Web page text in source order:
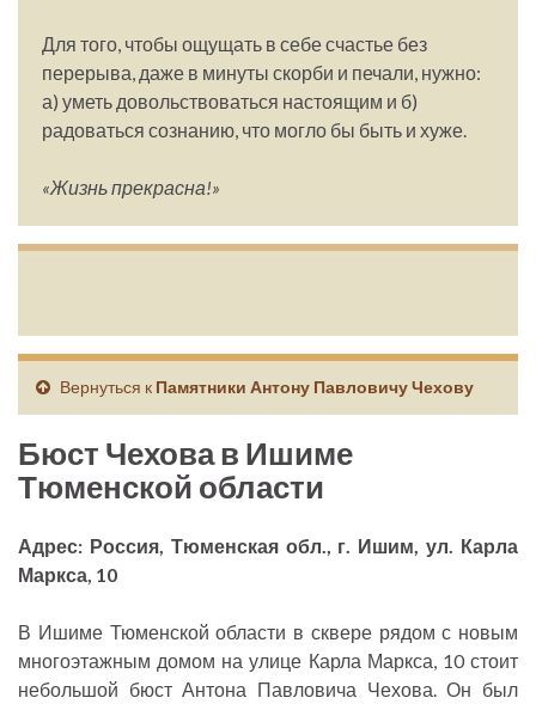
Для того, чтобы ощущать в себе счастье без
перерыва, даже в минуты скорби и печали, нужно:
а) уметь довольствоваться настоящим и б)
радоваться сознанию, что могло бы быть и хуже.
«Жизнь прекрасна!»
Вернуться к Памятники Антону Павловичу Чехову
Бюст Чехова в Ишиме
Тюменской области
Адрес: Россия, Тюменская обл., г. Ишим, ул. Карла
Маркса, 10
В Ишиме Тюменской области в сквере рядом с новым
многоэтажным домом на улице Карла Маркса, 10 стоит
небольшой бюст Антона Павловича Чехова. Он был